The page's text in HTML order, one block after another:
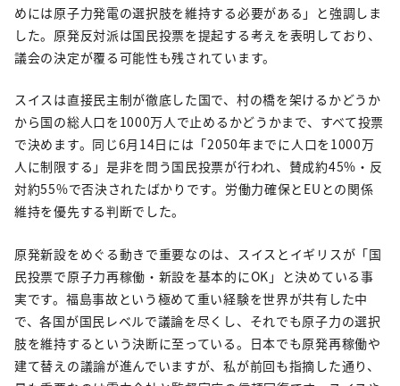
めには原子力発電の選択肢を維持する必要がある」と強調しま
した。原発反対派は国民投票を提起する考えを表明しており、
議会の決定が覆る可能性も残されています。
スイスは直接民主制が徹底した国で、村の橋を架けるかどうか
から国の総人口を1000万人で止めるかどうかまで、すべて投票
で決めます。同じ6月14日には「2050年までに人口を1000万
人に制限する」是非を問う国民投票が行われ、賛成約45%・反
対約55%で否決されたばかりです。労働力確保とEUとの関係
維持を優先する判断でした。
原発新設をめぐる動きで重要なのは、スイスとイギリスが「国
民投票で原子力再稼働・新設を基本的にOK」と決めている事
実です。福島事故という極めて重い経験を世界が共有した中
で、各国が国民レベルで議論を尽くし、それでも原子力の選択
肢を維持するという決断に至っている。日本でも原発再稼働や
建て替えの議論が進んでいますが、私が前回も指摘した通り、